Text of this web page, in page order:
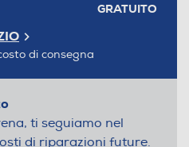
GRATUITO
di consegna
ti seguiamo nel
di riparazioni future.